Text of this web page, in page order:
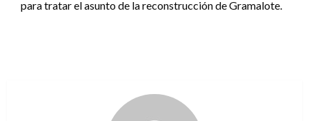
para tratar el asunto de la reconstrucción de Gramalote.